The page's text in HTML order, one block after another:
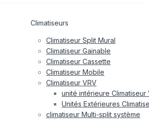
Climatiseurs
Climatiseur Split Mural
Climatiseur Gainable
Climatiseur Cassette
Climatiseur Mobile
Climatiseur VRV
unité intérieure Climatiseur
Unités Extérieures
climatiseur Multi-split système